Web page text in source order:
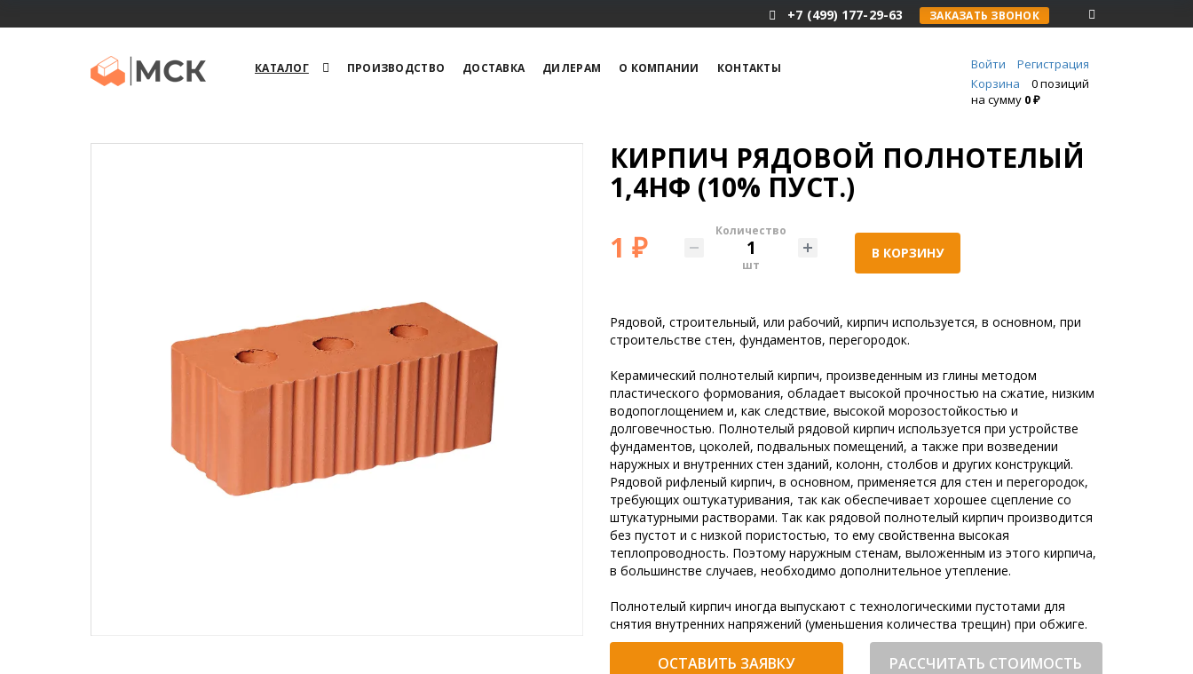
+7 (499) 177-29-63 ЗАКАЗАТЬ ЗВОНОК
КАТАЛОГ ПРОИЗВОДСТВО ДОСТАВКА ДИЛЕРАМ О КОМПАНИИ КОНТАКТЫ Войти
Регистрация
Корзина
0 позиций
на сумму 0 ₽
КИРПИЧ РЯДОВОЙ ПОЛНОТЕЛЫЙ
1,4НФ (10% ПУСТ.)
1 ₽
Количество
шт
В КОРЗИНУ
Рядовой, строительный, или рабочий, кирпич используется, в основном, при
строительстве стен, фундаментов, перегородок.
Керамический полнотелый кирпич, произведенным из глины методом
пластического формования, обладает высокой прочностью на сжатие, низким
водопоглощением и, как следствие, высокой морозостойкостью и
долговечностью. Полнотелый рядовой кирпич используется при устройстве
фундаментов, цоколей, подвальных помещений, а также при возведении
наружных и внутренних стен зданий, колонн, столбов и других конструкций.
Рядовой рифленый кирпич, в основном, применяется для стен и перегородок,
требующих оштукатуривания, так как обеспечивает хорошее сцепление со
штукатурными растворами. Так как рядовой полнотелый кирпич производится
без пустот и с низкой пористостью, то ему свойственна высокая
теплопроводность. Поэтому наружным стенам, выложенным из этого кирпича,
в большинстве случаев, необходимо дополнительное утепление.
Полнотелый кирпич иногда выпускают с технологическими пустотами для
снятия внутренних напряжений (уменьшения количества трещин) при обжиге.
ОСТАВИТЬ ЗАЯВКУ РАССЧИТАТЬ СТОИМОСТЬ